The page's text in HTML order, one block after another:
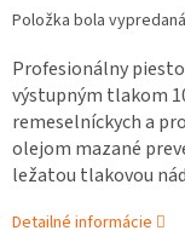
Položka bola
Profesionálny
výstupným tlakom
remeselníckych a
olejom mazané
ležatou tlakovou
Detailné informácie